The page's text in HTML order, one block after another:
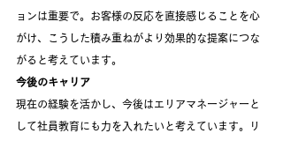
ョンは重要で。お客様の反応を直接感じることを心
がけ、こうした積み重ねがより効果的な提案につな
がると考えています。
今後のキャリア
現在の経験を活かし、今後はエリアマネージャーと
して社員教育にも力を入れたいと考えています。リ